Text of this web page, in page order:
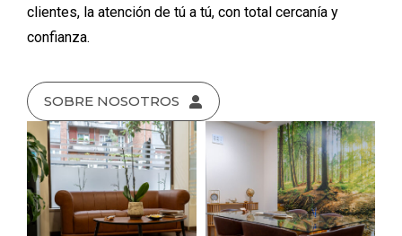
clientes, la atención de tú a tú, con total cercanía y
confianza.
SOBRE NOSOTROS